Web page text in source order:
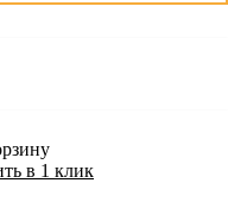
в 1 клик